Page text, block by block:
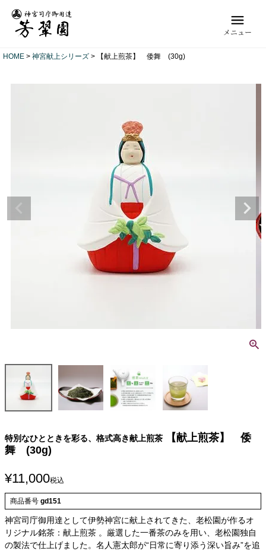
メニュー
HOME 神宮献上シリーズ 【献上煎茶】 倭舞 (30g)
特別なひとときを彩る、格式高き献上煎茶
【献上煎茶】 倭
舞 (30g)
¥11,000税込
商品番号 gd151
神宮司庁御用達として伊勢神宮に献上されてきた、老松園が作るオ
リジナル銘茶：献上煎茶 。厳選した一番茶のみを用い、老松園独自
の製法で仕上げました。名人憲太郎が“日常に寄り添う深い旨み”を追